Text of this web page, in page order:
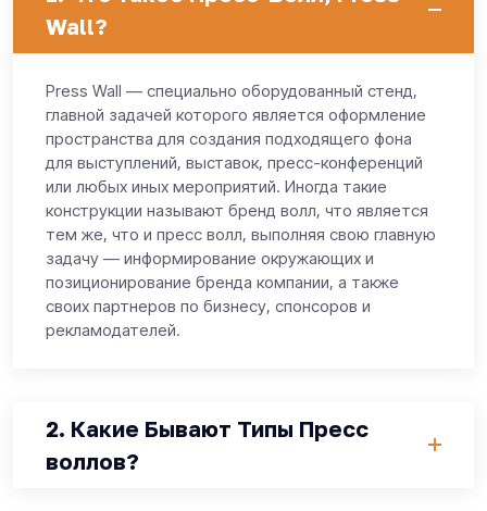
Wall?
Press Wall — специально оборудованный стенд,
главной задачей которого является оформление
пространства для создания подходящего фона
для выступлений, выставок, пресс-конференций
или любых иных мероприятий. Иногда такие
конструкции называют бренд волл, что является
тем же, что и пресс волл, выполняя свою главную
задачу — информирование окружающих и
позиционирование бренда компании, а также
своих партнеров по бизнесу, спонсоров и
рекламодателей.
2. Какие Бывают Типы Пpеcс
воллов?